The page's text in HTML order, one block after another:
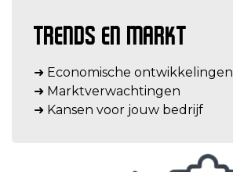
TRENDS EN MARKT
➜ Economische ontwikkelingen
➜ Marktverwachtingen
➜ Kansen voor jouw bedrijf